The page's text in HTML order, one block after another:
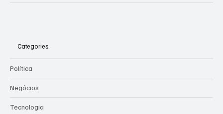
Categories
Política
Negócios
Tecnologia